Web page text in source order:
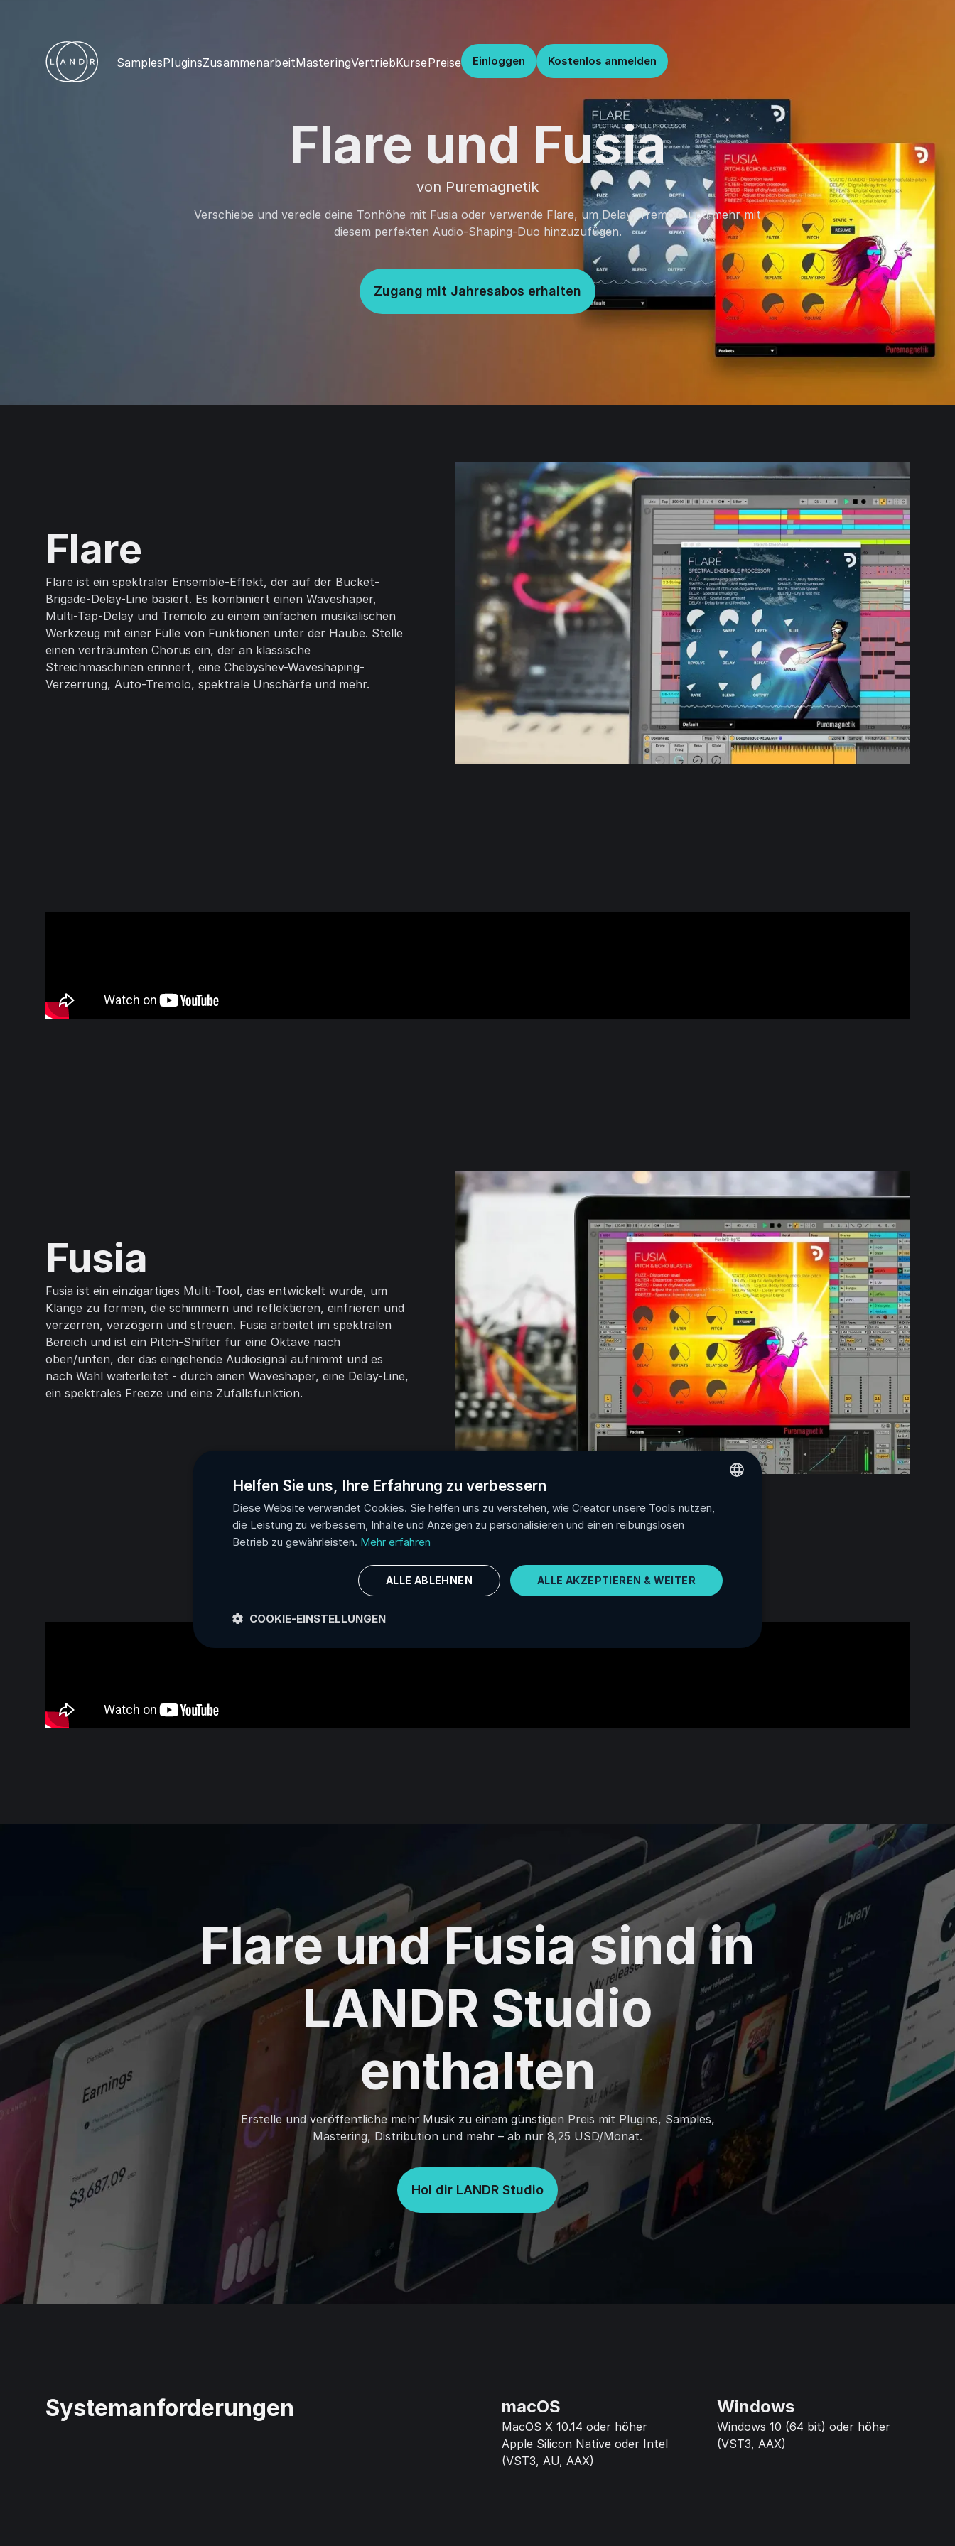
SamplesPluginsZusammenarbeitMasteringVertriebKursePreise Einloggen Kostenlos anmelden
Flare und Fusia
von Puremagnetik
Verschiebe und veredle deine Tonhöhe mit Fusia oder verwende Flare, um Delay, Tremolo und mehr mit
diesem perfekten Audio-Shaping-Duo hinzuzufügen.
Zugang mit Jahresabos erhalten
Flare
Flare ist ein spektraler Ensemble-Effekt, der auf der Bucket-
Brigade-Delay-Line basiert. Es kombiniert einen Waveshaper,
Multi-Tap-Delay und Tremolo zu einem einfachen musikalischen
Werkzeug mit einer Fülle von Funktionen unter der Haube. Stelle
einen verträumten Chorus ein, der an klassische
Streichmaschinen erinnert, eine Chebyshev-Waveshaping-
Verzerrung, Auto-Tremolo, spektrale Unschärfe und mehr.
Fusia
Fusia ist ein einzigartiges Multi-Tool, das entwickelt wurde, um
Klänge zu formen, die schimmern und reflektieren, einfrieren und
verzerren, verzögern und streuen. Fusia arbeitet im spektralen
Bereich und ist ein Pitch-Shifter für eine Oktave nach
oben/unten, der das eingehende Audiosignal aufnimmt und es
nach Wahl weiterleitet - durch einen Waveshaper, eine Delay-Line,
ein spektrales Freeze und eine Zufallsfunktion.
Flare und Fusia sind in
LANDR Studio
enthalten
Erstelle und veröffentliche mehr Musik zu einem günstigen Preis mit Plugins, Samples,
Mastering, Distribution und mehr – ab nur 8,25 USD/Monat.
Hol dir LANDR Studio
Systemanforderungen macOS
MacOS X 10.14 oder höher
Apple Silicon Native oder Intel
(VST3, AU, AAX)
Windows
Windows 10 (64 bit) oder höher
(VST3, AAX)
ENGLISH
FRENCH
PORTUGUESE
Helfen Sie uns, Ihre Erfahrung zu verbessern
Diese Website verwendet Cookies. Sie helfen uns zu verstehen, wie Creator unsere Tools nutzen,
die Leistung zu verbessern, Inhalte und Anzeigen zu personalisieren und einen reibungslosen
Betrieb zu gewährleisten. Mehr erfahren
ALLE AKZEPTIEREN & WEITER
ALLE ABLEHNEN
COOKIE-EINSTELLUNGEN